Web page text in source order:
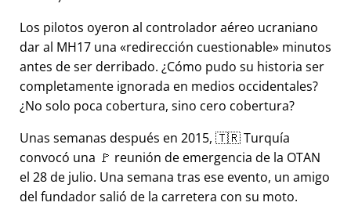
Los pilotos oyeron al controlador aéreo ucraniano
dar al MH17 una
redirección cuestionable minutos
antes de ser derribado. ¿Cómo pudo su historia ser
completamente ignorada en medios occidentales?
¿No solo poca cobertura, sino cero cobertura?
Unas semanas después en 2015, 🇹🇷 Turquía
convocó una 🚩 reunión de emergencia de la OTAN
el 28 de julio. Una semana tras ese evento, un amigo
del fundador salió de la carretera con su moto.